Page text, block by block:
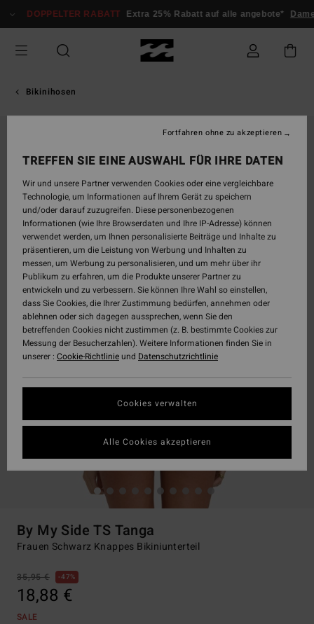
zur
springen
DOPPELTER RABATT Extra 25% Rabatt auf alle angebote*
Bikinihosen
By My Side TS Tanga
Frauen Schwarz Knappes Bikiniunterteil
35,95 € 47%
18,88 €
SALE
TREFFEN SIE EINE AUSWAHL FÜR IHRE DATEN
Wir und unsere Partner verwenden Cookies oder eine vergleichbare
Technologie, um Informationen auf Ihrem Gerät zu speichern
und/oder darauf zuzugreifen. Diese personenbezogenen
Informationen (wie Ihre Browserdaten und Ihre IP-Adresse) können
verwendet werden, um Ihnen personalisierte Beiträge und Inhalte zu
präsentieren, um die Leistung von Werbung und Inhalten zu
messen, um Werbung zu personalisieren, und um mehr über ihr
Publikum zu erfahren, um die Produkte unserer Partner zu
entwickeln und zu verbessern. Sie können Ihre Wahl so einstellen,
dass Sie Cookies, die Ihrer Zustimmung bedürfen, annehmen oder
ablehnen oder sich dagegen aussprechen, wenn Sie den
betreffenden Cookies nicht zustimmen (z. B. bestimmte Cookies zur
Messung der Besucherzahlen). Weitere Informationen finden Sie in
unserer : Cookie-Richtlinieund Datenschutzrichtlinie
Cookies verwalten
Fortfahren ohne zu akzeptieren
Alle Cookies akzeptieren